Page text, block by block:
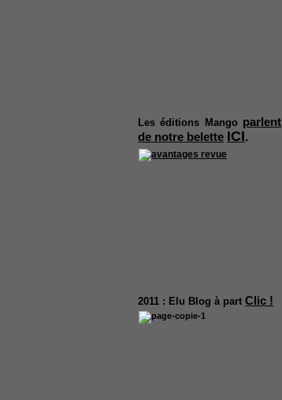
Leséditions Mango parlent
de notre belette ICI.
2011 : Elu Blog à part Clic !